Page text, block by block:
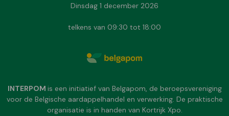
Dinsdag 1 december 2026
telkens van 09:30 tot 18:00
INTERPOM is een initiatief van Belgapom, de beroepsvereniging
voor de Belgische aardappelhandel en verwerking. De praktische
organisatie is in handen van Kortrijk Xpo.